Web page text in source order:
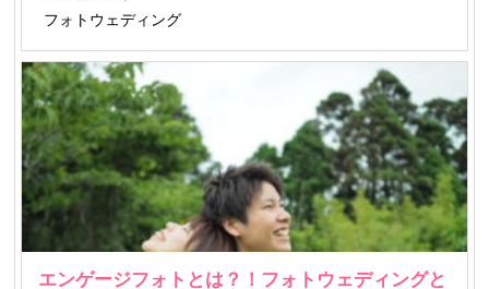
フォトウェディング
エンゲージフォトとは？！フォトウェディングと